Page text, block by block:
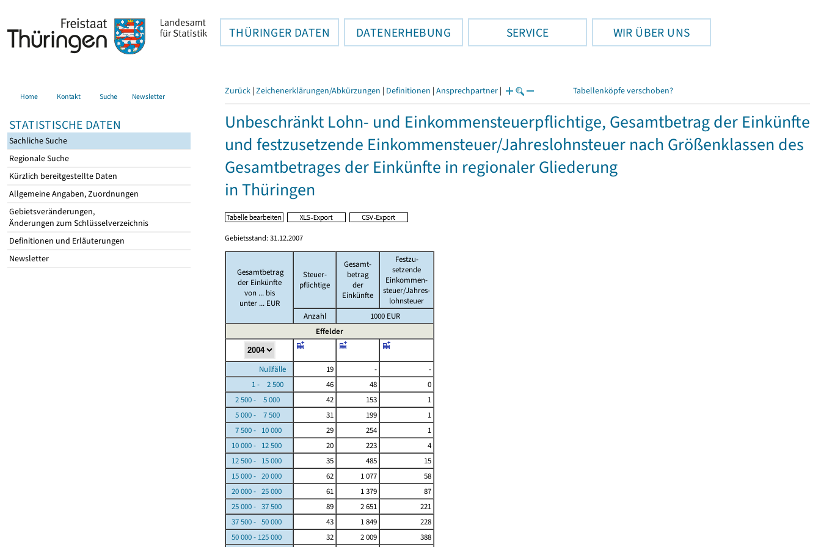
THÜRINGER DATEN DATENERHEBUNG SERVICE WIR ÜBER UNS
Home Kontakt Suche Newsletter
STATISTISCHE DATEN
Sachliche Suche
Regionale Suche
Kürzlich bereitgestellte Daten
Allgemeine Angaben, Zuordnungen
Gebietsveränderungen,
Änderungen zum Schlüsselverzeichnis
Definitionen und Erläuterungen
Newsletter
Zurück | Zeichenerklärungen/Abkürzungen | Definitionen | Ansprechpartner | Tabellenköpfe verschoben?
Unbeschränkt Lohn- und Einkommensteuerpflichtige, Gesamtbetrag der Einkünfte
und festzusetzende Einkommensteuer/Jahreslohnsteuer nach Größenklassen des
Gesamtbetrages der Einkünfte in regionaler Gliederung
in Thüringen
Gebietsstand: 31.12.2007
Gesamtbetrag
der Einkünfte
von ... bis
unter ... EUR
Steuer-
pflichtige
Gesamt-
betrag
der
Einkünfte
Festzu-
setzende
Einkommen-
steuer/Jahres-
lohnsteuer
Anzahl
1000 EUR
Effelder
Nullfälle 19 -
-
1 - 2 500
46 48
0
2 500 - 5 000
42 153
1
5 000 - 7 500
31 199
1
7 500 - 10 000
29 254
1
10 000 - 12 500
20 223
4
12 500 - 15 000
35 485
15
15 000 - 20 000
62 1 077
58
20 000 - 25 000
61 1 379
87
25 000 - 37 500
89 2 651
221
37 500 - 50 000
43 1 849
228
50 000 - 125 000
32 2 009 388